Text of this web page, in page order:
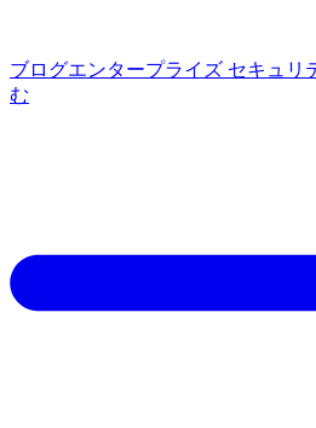
ブログエンタープライズ セキュリ
む